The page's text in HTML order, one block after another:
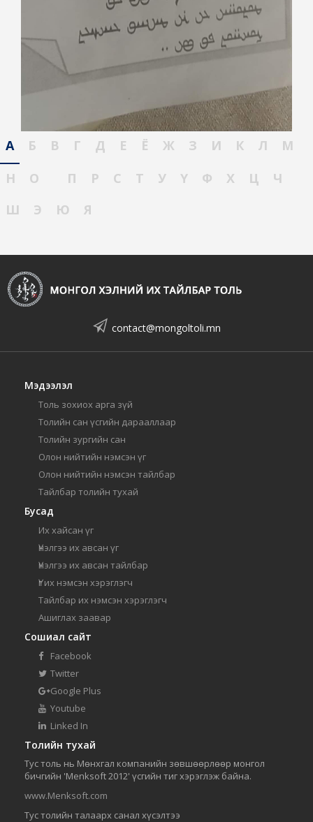
А Б В Г Д Е Ё Ж З И К Л
М
Н
О П Р С Т У Ү Ф Х Ц
Ч
Ш
Э Ю Я
contact@mongoltoli.mn
Мэдээлэл
Толь зохиох арга зүй
Толийн сан үсгийн дарааллаар
Толийн зургийн сан
Олон нийтийн нэмсэн үг
Олон нийтийн нэмсэн тайлбар
Тайлбар толийн тухай
Бусад
Их хайсан үг
Үнэлгээ их авсан үг
Үнэлгээ их авсан тайлбар
Үг их нэмсэн хэрэглэгч
Тайлбар их нэмсэн хэрэглэгч
Ашиглах заавар
Сошиал сайт
Facebook
Twitter
Google Plus
Youtube
Linked In
Толийн тухай
Тус толь нь Мөнхгал компанийн зөвшөөрлөөр монгол
бичгийн 'Menksoft 2012' үсгийн тиг хэрэглэж байна.
www.Menksoft.com
Тус толийн талаарх санал хүсэлтээ